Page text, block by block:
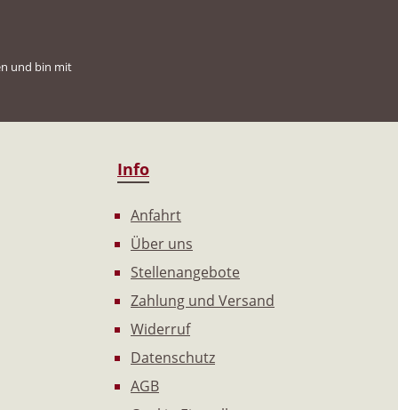
und bin mit
Info
Anfahrt
Über uns
Stellenangebote
Zahlung und Versand
Widerruf
Datenschutz
AGB